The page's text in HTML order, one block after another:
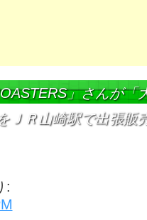
」さんが「
ＪＲ山崎駅で出張販
: